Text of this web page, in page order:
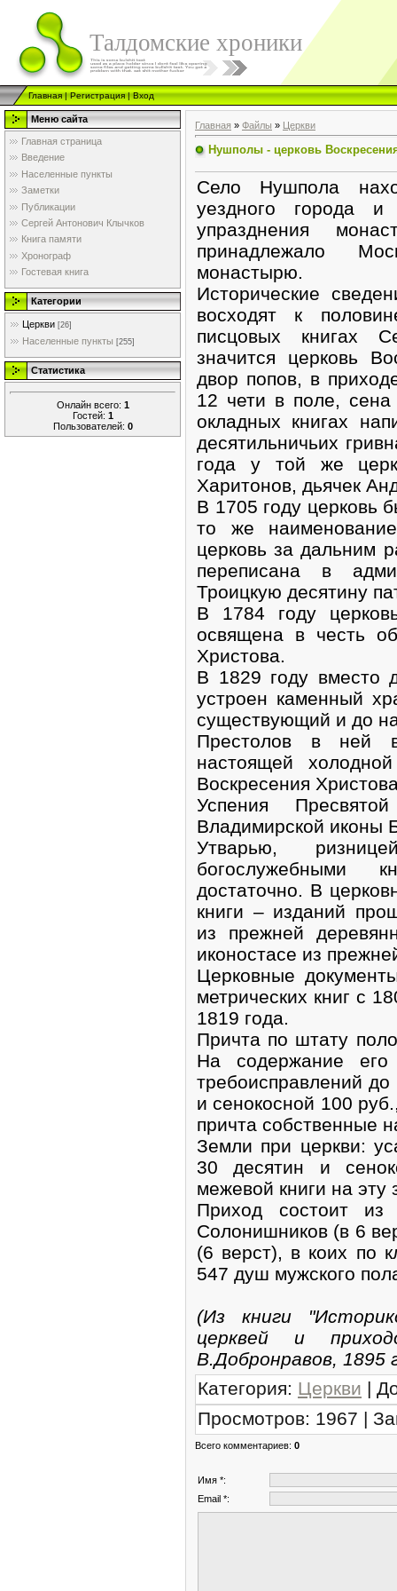
Талдомские хроники
Главная|Регистрация|Вход
Меню сайта
Главная страница
Введение
Населенные пункты
Заметки
Публикации
Сергей Антонович Клычков
Книга памяти
Хронограф
Гостевая книга
Категории
Церкви [26]
Населенные пункты [255]
Статистика
Онлайн всего: 1
Гостей: 1
Пользователей: 0
Главная » Файлы » Церкви
Нушполы - церковь
Село Нушпола
уездного города
упразднения
принадлежало
монастырю.
Исторические
восходят к
писцовых книгах
значится церковь
двор попов, в
12 чети в поле,
окладных книгах
десятильничьих
года у той же
Харитонов, дьячек
В 1705 году церковь
то же
церковь за дальним
переписана в
Троицкую десятину
В 1784 году
освящена в честь
Христова.
В 1829 году вместо
устроен каменный
существующий и до
Престолов в ней
настоящей
Воскресения
Успения
Владимирской иконы
Утварью,
богослужебными
достаточно. В
книги – изданий
из прежней
иконостасе из
Церковные
метрических книг с
1819 года.
Причта по штату
На содержание
требоисправлений
и сенокосной 100
причта собственные
Земли при церкви:
30 десятин и
межевой книги на эту
Приход состоит
Солонишников (в 6
(6 верст), в коих по
547 душ мужского
(Из книги
церквей и
В.Добронравов, 1895
Категория: Церкви |
Просмотров: 1967 |
Всего комментариев: 0
Имя *:
Email *: